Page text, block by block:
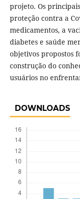
projeto. Os
proteção contra a
medicamentos, a
diabetes e saúde
objetivos propostos
construção do
usuários no
DOWNLOADS